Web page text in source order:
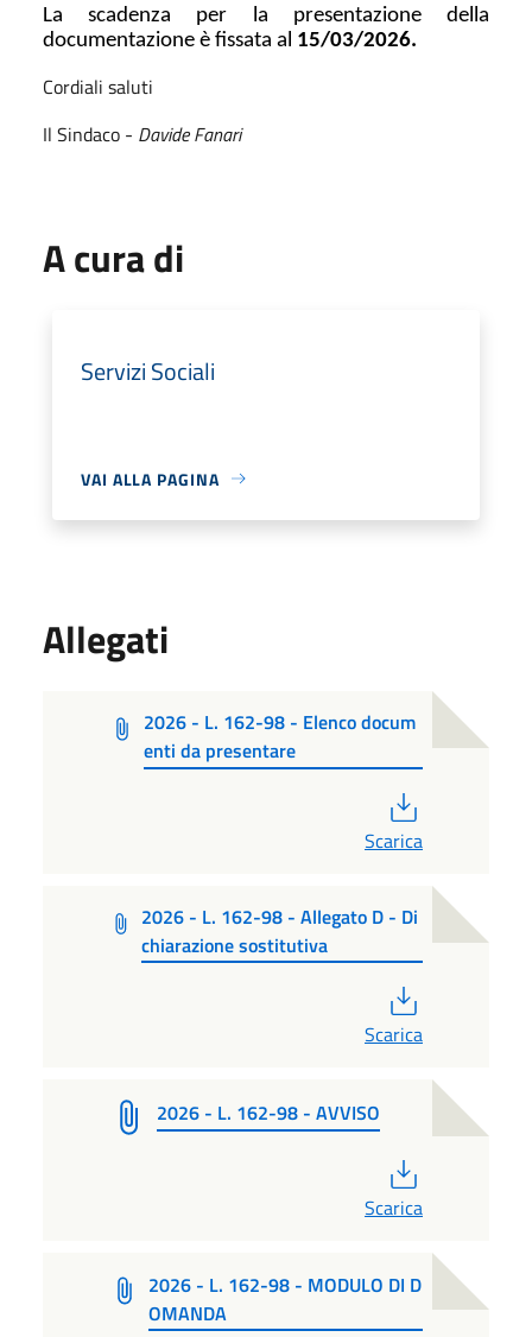
La scadenza per la presentazione della
documentazione è fissata al 15/03/2026.
Cordiali saluti
Il Sindaco - Davide Fanari
A cura di
Servizi Sociali
VAI ALLA PAGINA
Allegati
2026 - L. 162-98 - Elenco docum
enti da presentare
Scarica
2026 - L. 162-98 - Allegato D - Di
chiarazione sostitutiva
Scarica
2026 - L. 162-98 - AVVISO
Scarica
2026 - L. 162-98 - MODULO DI D
OMANDA